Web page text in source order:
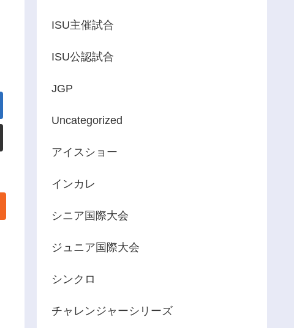
ISU主催試合
ISU公認試合
JGP
Uncategorized
アイスショー
インカレ
シニア国際大会
ジュニア国際大会
シンクロ
チャレンジャーシリーズ